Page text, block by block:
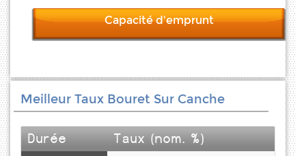
Capacité d'emprunt
Meilleur Taux Bouret Sur Canche
Durée
Taux (nom. %)